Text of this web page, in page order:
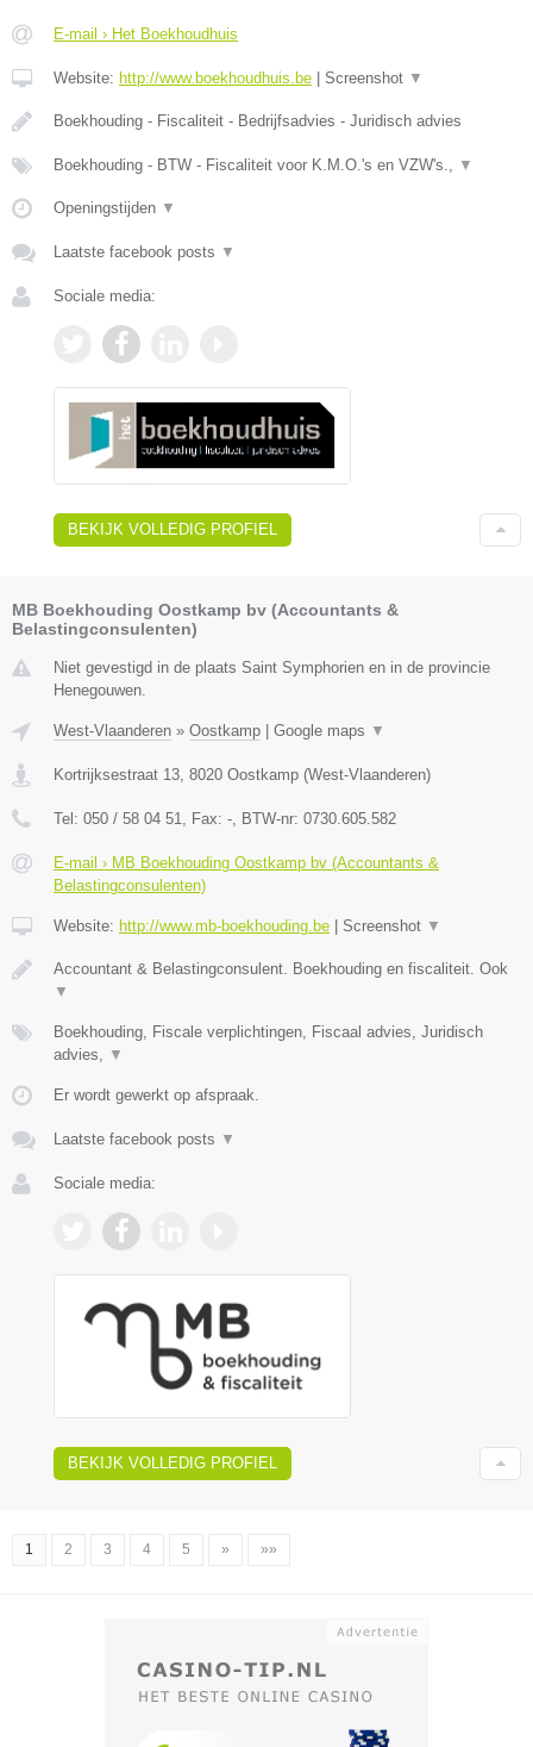
E-mail › Het Boekhoudhuis
Website: http://www.boekhoudhuis.be Screenshot ▼
Boekhouding - Fiscaliteit - Bedrijfsadvies - Juridisch advies
Boekhouding - BTW - Fiscaliteit voor K.M.O.'s en VZW's., ▼
Openingstijden ▼
Laatste facebook posts ▼
Sociale media:
BEKIJK VOLLEDIG PROFIEL
MB Boekhouding Oostkamp bv (Accountants &
Belastingconsulenten)
Niet gevestigd in de plaats Saint Symphorien en in de provincie
Henegouwen.
West-Vlaanderen » Oostkamp Google maps ▼
Kortrijksestraat 13, 8020 Oostkamp (West-Vlaanderen)
Tel: 050 / 58 04 51, Fax: -, BTW-nr: 0730.605.582
E-mail › MB Boekhouding Oostkamp bv (Accountants &
Belastingconsulenten)
Website: http://www.mb-boekhouding.be Screenshot ▼
Accountant & Belastingconsulent. Boekhouding en fiscaliteit. Ook
▼
Boekhouding, Fiscale verplichtingen, Fiscaal advies, Juridisch
advies, ▼
Er wordt gewerkt op afspraak.
Laatste facebook posts ▼
Sociale media:
BEKIJK VOLLEDIG PROFIEL
1 2 3 4 5 » »»